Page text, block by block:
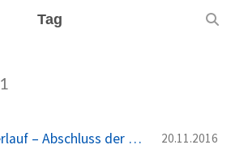
Tag
1
Beuchaer Skirollerlauf – Abschluss der Rollersession 20.11.2016